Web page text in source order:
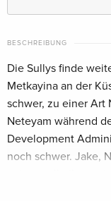
4K Ultra HD + 2 Blu-rays
Limited Edition,
Blu-rays
Englisch · UK Version
Ultimate Collector's
BESCHREIBUNG
Die Sullys finde
Metkayina an der
schwer, zu einer Art
Neteyam während
Development
noch schwer. Jake,
Verlust